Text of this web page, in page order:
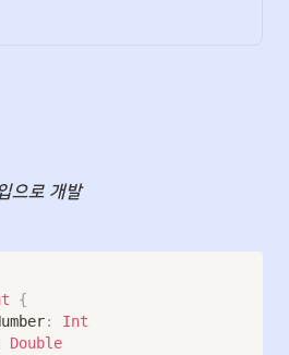
으로 개발
{
:
Int
Double